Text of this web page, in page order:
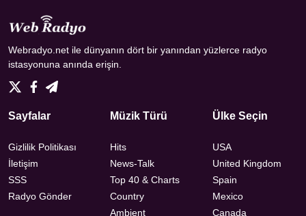
Webradyo.net ile dünyanın dört bir yanından yüzlerce radyo
istasyonuna anında erişin.
Sayfalar
Gizlilik Politikası
İletişim
SSS
Radyo Gönder
Müzik Türü
Hits
News-Talk
Top 40 & Charts
Country
Ambient
Ülke Seçin
USA
United Kingdom
Spain
Mexico
Canada